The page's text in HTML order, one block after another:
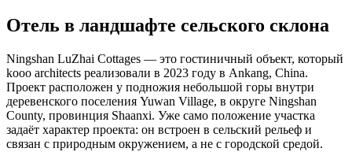
Отель в ландшафте сельского склона
Ningshan LuZhai Cottages — это гостиничный объект, который
kooo architects реализовали в 2023 году в Ankang, China.
Проект расположен у подножия небольшой горы внутри
деревенского поселения Yuwan Village, в округе Ningshan
County, провинция Shaanxi. Уже само положение участка
задаёт характер проекта: он встроен в сельский рельеф и
связан с природным окружением, а не с городской средой.